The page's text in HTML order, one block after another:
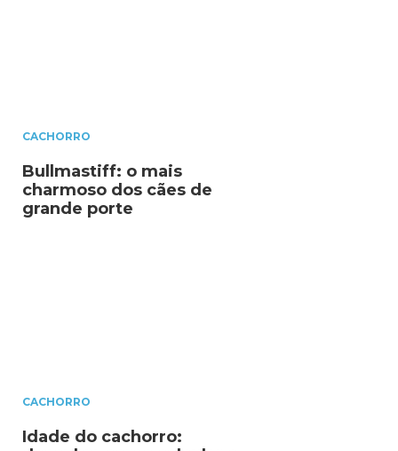
CACHORRO
Bullmastiff: o mais
charmoso dos cães de
grande porte
CACHORRO
Idade do cachorro: